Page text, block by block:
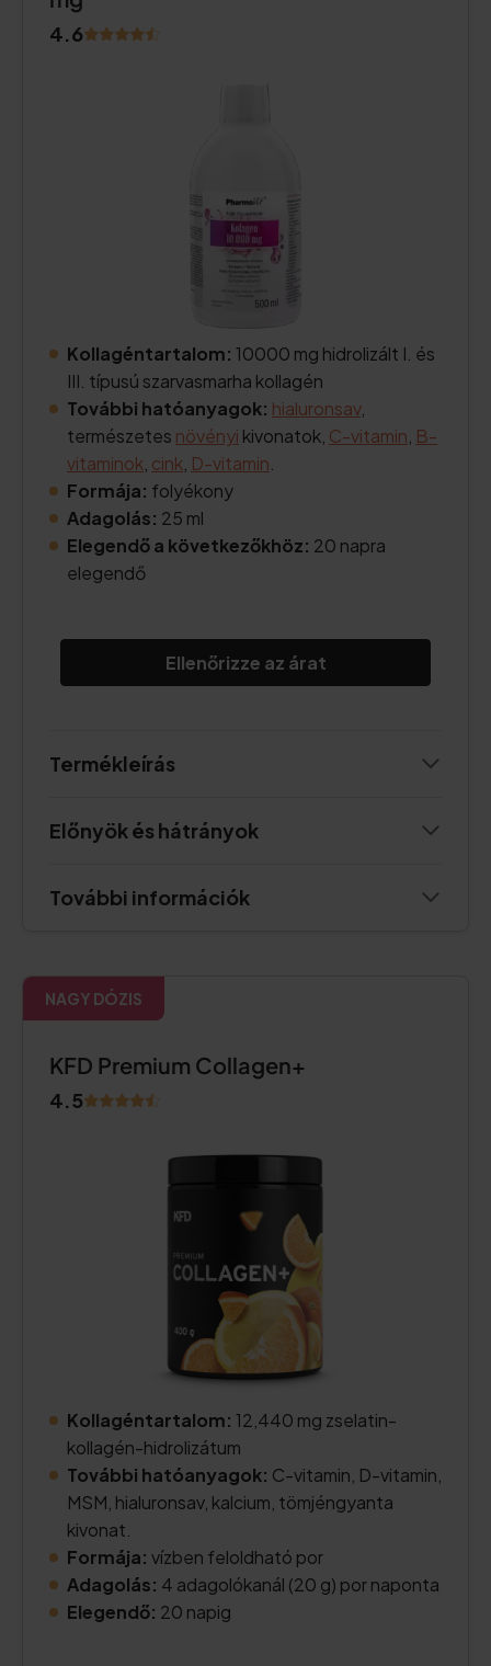
4.6
Kollagéntartalom: 10000 mg hidrolizált I. és
III. típusú szarvasmarha kollagén
További hatóanyagok: hialuronsav,
természetes növényi kivonatok, C-vitamin B-
vitaminok cink D-vitamin
Formája: folyékony
Adagolás: 25 ml
Elegendő a következőkhöz: 20 napra
elegendő
Ellenőrizze az árat
Termékleírás
Előnyök és hátrányok
További információk
NAGY DÓZIS
KFD Premium Collagen+
4.5
Kollagéntartalom: 12,440 mg zselatin-
kollagén-hidrolizátum
További hatóanyagok: C-vitamin, D-vitamin,
MSM, hialuronsav, kalcium, tömjéngyanta
kivonat.
Formája: vízben feloldható por
Adagolás: 4 adagolókanál (20 g) por naponta
Elegendő: 20 napig